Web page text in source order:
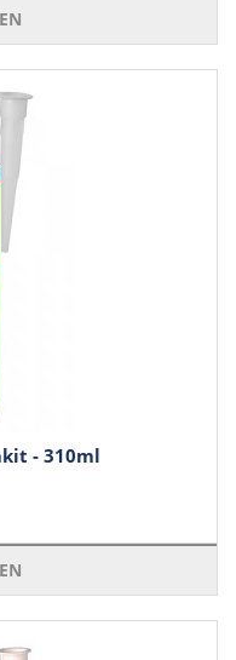
- 310ml